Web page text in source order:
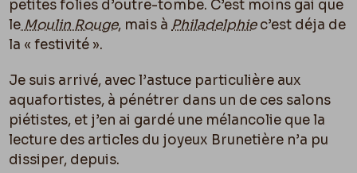
petites folies d’outre-tombe. C’est moins gai que
le Moulin Rouge, mais à Philadelphiec’est déja de
la « festivité ».
Je suis arrivé, avec l’astuce particulière aux
aquafortistes, à pénétrer dans un de ces salons
piétistes, et j’en ai gardé une mélancolie que la
lecture des articles du joyeux Brunetière n’a pu
dissiper, depuis.